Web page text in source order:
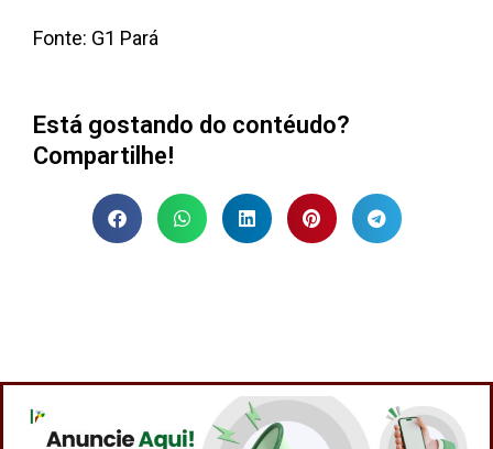
Fonte: G1 Pará
Está gostando do contéudo?
Compartilhe!